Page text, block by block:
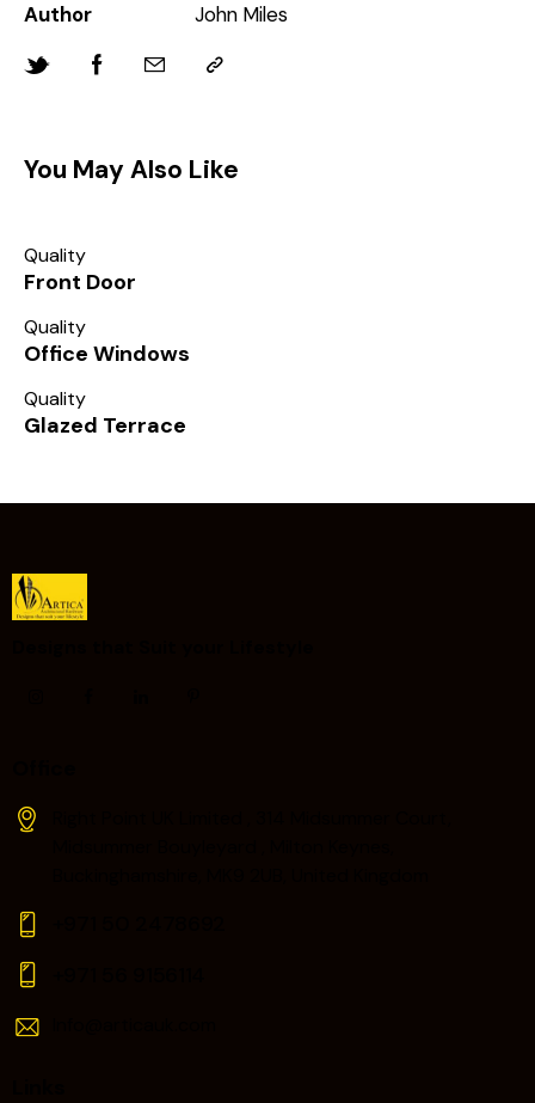
Author
John Miles
You May Also Like
Quality
Front Door
Quality
Office Windows
Quality
Glazed Terrace